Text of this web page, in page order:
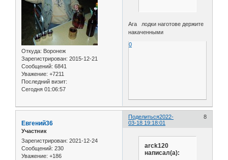
Откуда: Воронеж
Зарегистрирован: 2015-12-21
Сообщений: 6841
Уважение: +7211
Последний визит:
Сегодня 01:06:57
Ага лодки наготове держите
накаченными
0
Поделиться 8
2022-
03-18 19:18:01
Евгений36
Участник
Зарегистрирован: 2021-12-24
Сообщений: 230
Уважение: +186
arck120
написал(а):